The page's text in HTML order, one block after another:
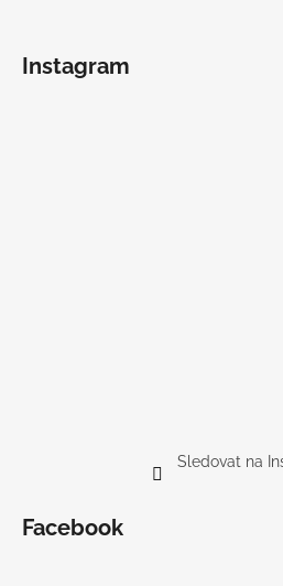
Instagram
Sledovat na
Facebook